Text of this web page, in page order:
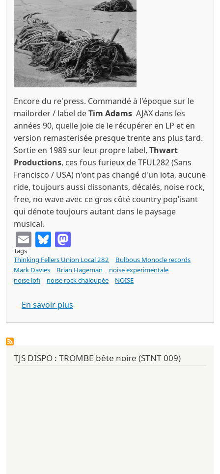
Encore du re'press. Commandé à l'époque sur le
mailorder / label deTim Adams AJAX dans les
années 90, quelle joie de le récupérer en LP et en
version remasterisée presque trente ans plus tard.
Sortie en 1989 sur leur propre label, Thwart
Productions, ces fous furieux de TFUL282 (Sans
Francisco / USA) n'ont pas changé d'un iota, aucune
ride, toujours aussi dissonants, décalés, noise rock,
free, no wave avec ce gros côté country pop'isant
qui dénote toujours autant dans le paysage
musical.
EmailBluesky
Tags
Thinking Fellers Union Local 282
Bulbous Monocle records
Mark Davies
Brian Hageman
noise experimentale
noise lofi
noise rock chaloupée NOISE
En savoir plus
TJS DISPO : TROMBE bête noire (STNT 009)